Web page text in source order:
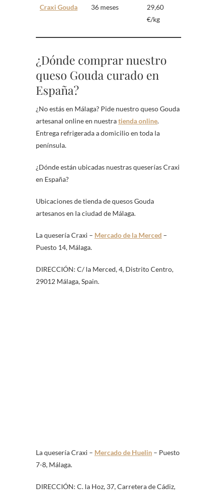
Craxi Gouda 36 meses
29,60
€/kg
¿Dónde comprar nuestro
queso Gouda curado en
España?
¿No estás en Málaga? Pide nuestro queso Gouda
artesanal online en nuestratienda online.
Entrega refrigerada a domicilio en toda la
península.
¿Dónde están ubicadas nuestras queserías Craxi
en España?
Ubicaciones de tienda de quesos Gouda
artesanos en la ciudad de Málaga.
La quesería Craxi – Mercado de la Merced –
Puesto 14, Málaga.
DIRECCIÓN: C/ la Merced, 4, Distrito Centro,
29012 Málaga, Spain.
La quesería Craxi – Mercado de Huelin – Puesto
7-8, Málaga.
DIRECCIÓN: C. la Hoz, 37, Carretera de Cádiz,